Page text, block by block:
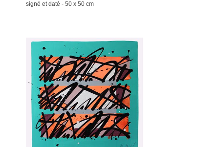
signé et daté - 50 x 50 cm